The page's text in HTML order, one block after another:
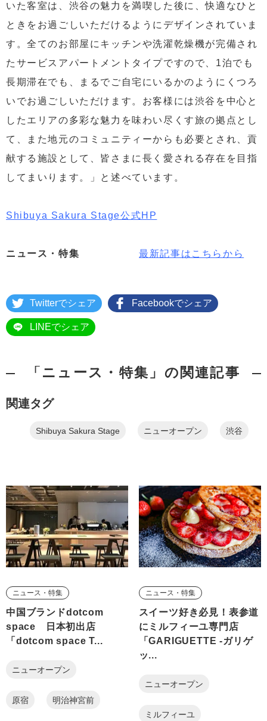
いた客室は、渋谷の魅力を満喫した後に、快適なひと
ときをお過ごしいただけるようにデザインされていま
す。全てのお部屋にキッチンや洗濯乾燥機が完備され
たサービスアパートメントタイプですので、1泊でも
長期滞在でも、まるでご自宅にいるかのようにくつろ
いでお過ごしいただけます。お客様には渋谷を中心と
したエリアの多彩な魅力を味わい尽くす旅の拠点とし
て、また地元のコミュニティーからも必要とされ、貢
献する施設として、皆さまに長く愛される存在を目指
してまいります。」と述べています。
Shibuya Sakura Stage公式HP
ニュース・特集 最新記事はこちらから
Twitterでシェア Facebookでシェア
LINEでシェア
「ニュース・特集」の関連記事
関連タグ
Shibuya Sakura Stage ニューオープン 渋谷
ニュース・特集
中国ブランドdotcom
space 日本初出店
「dotcom space T...
ニューオープン
原宿 明治神宮前
ニュース・特集
スイーツ好き必見！表参道
にミルフィーユ専門店
「GARIGUETTE -ガリゲ
ッ...
ニューオープン
ミルフィーユ